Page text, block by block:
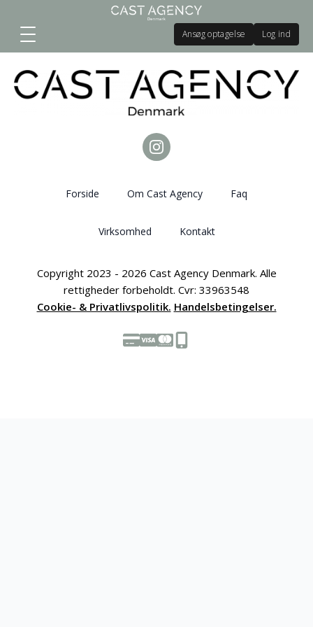
Ansøg optagelse Log ind
Forside Om Cast Agency Faq
Virksomhed Kontakt
Copyright 2023 - 2026 Cast Agency Denmark. Alle
rettigheder forbeholdt. Cvr: 33963548
Cookie- & Privatlivspolitik. Handelsbetingelser.